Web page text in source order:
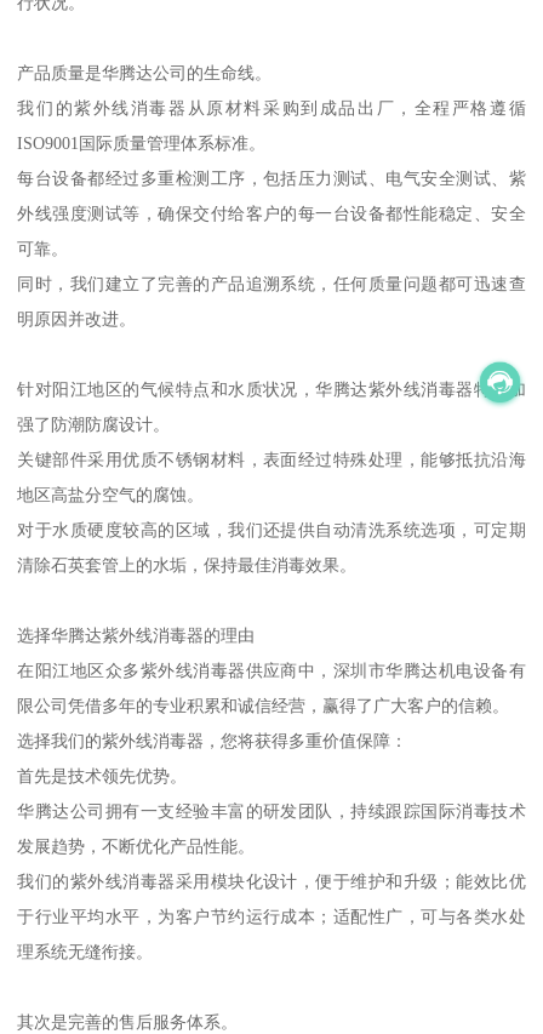
产品质量是华腾达公司的生命线。
我们的紫外线消毒器从原材料采购到成品出厂，全程严格遵循
ISO9001国际质量管理体系标准。
每台设备都经过多重检测工序，包括压力测试、电气安全测试、紫
外线强度测试等，确保交付给客户的每一台设备都性能稳定、安全
可靠。
同时，我们建立了完善的产品追溯系统，任何质量问题都可迅速查
明原因并改进。
针对阳江地区的气候特点和水质状况，华腾达紫外线消毒器特别加
强了防潮防腐设计。
关键部件采用优质不锈钢材料，表面经过特殊处理，能够抵抗沿海
地区高盐分空气的腐蚀。
对于水质硬度较高的区域，我们还提供自动清洗系统选项，可定期
清除石英套管上的水垢，保持最佳消毒效果。
选择华腾达紫外线消毒器的理由
在阳江地区众多紫外线消毒器供应商中，深圳市华腾达机电设备有
限公司凭借多年的专业积累和诚信经营，赢得了广大客户的信赖。
选择我们的紫外线消毒器，您将获得多重价值保障：
首先是技术领先优势。
华腾达公司拥有一支经验丰富的研发团队，持续跟踪国际消毒技术
发展趋势，不断优化产品性能。
我们的紫外线消毒器采用模块化设计，便于维护和升级；能效比优
于行业平均水平，为客户节约运行成本；适配性广，可与各类水处
理系统无缝衔接。
其次是完善的售后服务体系。